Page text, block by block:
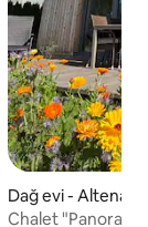
Dağ evi - Altenau
Chalet